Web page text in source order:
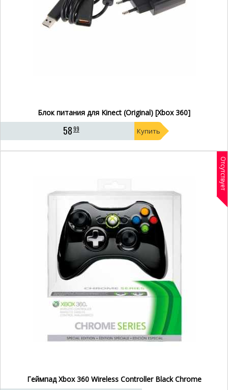
Блок питания для Kinect (Original) [Xbox 360]
5899 Купить
Отсутствует
Геймпад Xbox 360 Wireless Controller Black Chrome